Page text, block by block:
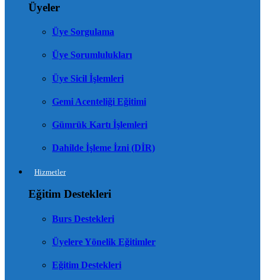
Üyeler
Üye Sorgulama
Üye Sorumlulukları
Üye Sicil İşlemleri
Gemi Acenteliği Eğitimi
Gümrük Kartı İşlemleri
Dahilde İşleme İzni (DİR)
Hizmetler
Eğitim Destekleri
Burs Destekleri
Üyelere Yönelik Eğitimler
Eğitim Destekleri